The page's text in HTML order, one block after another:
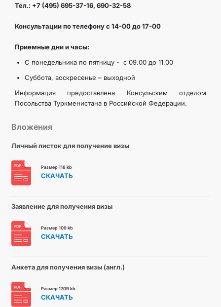
Тел.: +7 (495) 695-37-16, 690-32-58
Консультации по телефону с 14-00 до 17-00
Приемные дни и часы:
С понедельника по пятницу - с 09.00 до 11.00
Суббота, воскресенье – выходной
Информация предоставлена Консульским отделом
Посольства Туркменистана в Российской Федерации.
Вложения
Личный листок для получение визы
Размер 118 kb
СКАЧАТЬ
Заявление для получения визы
Размер 109 kb
СКАЧАТЬ
Анкета для получения визы (англ.)
Размер 1709 kb
СКАЧАТЬ